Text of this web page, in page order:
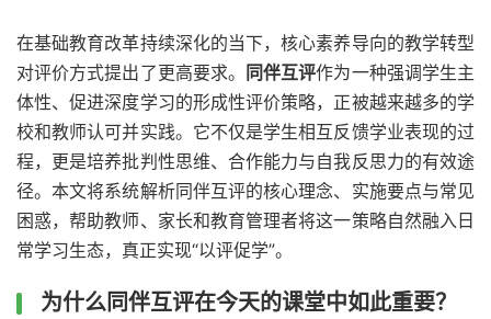
在基础教育改革持续深化的当下，核心素养导向的教学转型
对评价方式提出了更高要求。
同伴互评作为一种强调学生主
体性、促进深度学习的形成性评价策略，正被越来越多的学
校和教师认可并实践。它不仅是学生相互反馈学业表现的过
程，更是培养批判性思维、合作能力与自我反思力的有效途
径。本文将系统解析同伴互评的核心理念、实施要点与常见
困惑，帮助教师、家长和教育管理者将这一策略自然融入日
常学习生态，真正实现“以评促学”。
为什么同伴互评在今天的课堂中如此重要？